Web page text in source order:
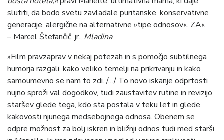
slutiti, da bodo svetu zavladale puritanske, konservativne
generacije, alergične na alternativne »tipe odnosov«. ZA«
– Marcel Štefančič, jr., Mladina
»Film pravzaprav v nekaj potezah in s pomočjo subtilnega
humorja razgali, kako veliko temelji na prikrivanju in kako
samoumevno se nam to zdi. /…/ To novo iskanje odprtosti
nujno sproži val dogodkov, tudi zaustavitev rutine in revizijo
staršev glede tega, kdo sta postala v teku let in glede
kakovosti njunega medsebojnega odnosa. Obenem se
odpre možnost za bolj iskren in bližnji odnos tudi med starši